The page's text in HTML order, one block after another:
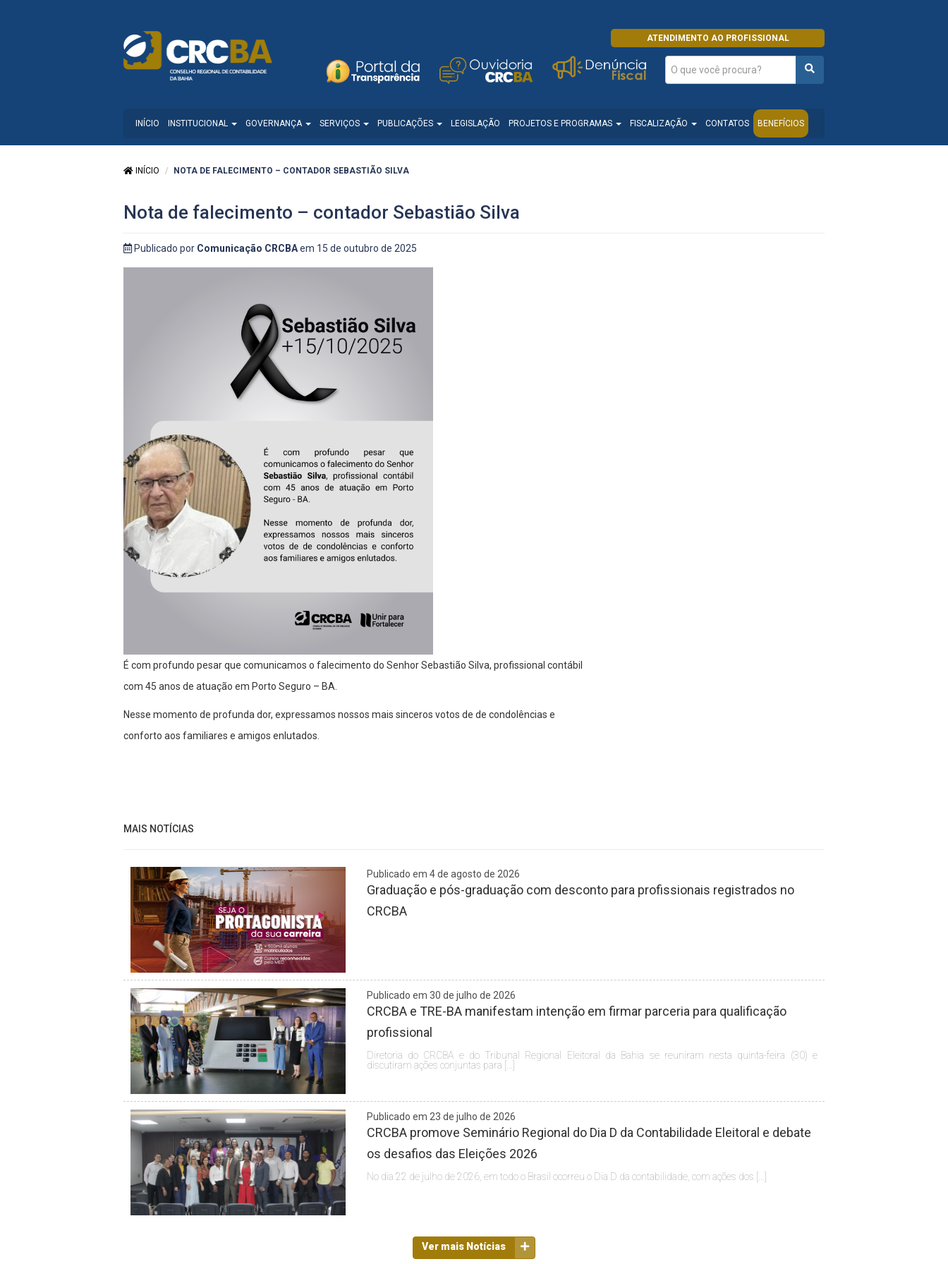
ATENDIMENTO AO PROFISSIONAL
INÍCIO INSTITUCIONAL GOVERNANÇA SERVIÇOS PUBLICAÇÕES LEGISLAÇÃO PROJETOS E PROGRAMAS FISCALIZAÇÃO CONTATOS BENEFÍCIOS
INÍCIO NOTA DE FALECIMENTO – CONTADOR SEBASTIÃO SILVA
Nota de falecimento – contador Sebastião Silva
Publicado por Comunicação CRCBAem 15 de outubro de 2025
É com profundo pesar que comunicamos o falecimento do Senhor Sebastião Silva, profissional contábil
com 45 anos de atuação em Porto Seguro – BA.
Nesse momento de profunda dor, expressamos nossos mais sinceros votos de de condolências e
conforto aos familiares e amigos enlutados.
MAIS NOTÍCIAS
Publicado em 4 de agosto de 2026
Graduação e pós-graduação com desconto para profissionais registrados no
CRCBA
Publicado em 30 de julho de 2026
CRCBA e TRE-BA manifestam intenção em firmar parceria para qualificação
profissional
Diretoria do CRCBA e do Tribunal Regional Eleitoral da Bahia se reuniram nesta quinta-feira (30) e
discutiram ações conjuntas para […]
Publicado em 23 de julho de 2026
CRCBA promove Seminário Regional do Dia D da Contabilidade Eleitoral e debate
os desafios das Eleições 2026
No dia 22 de julho de 2026, em todo o Brasil ocorreu o Dia D da contabilidade, com ações dos […]
Ver mais Notícias